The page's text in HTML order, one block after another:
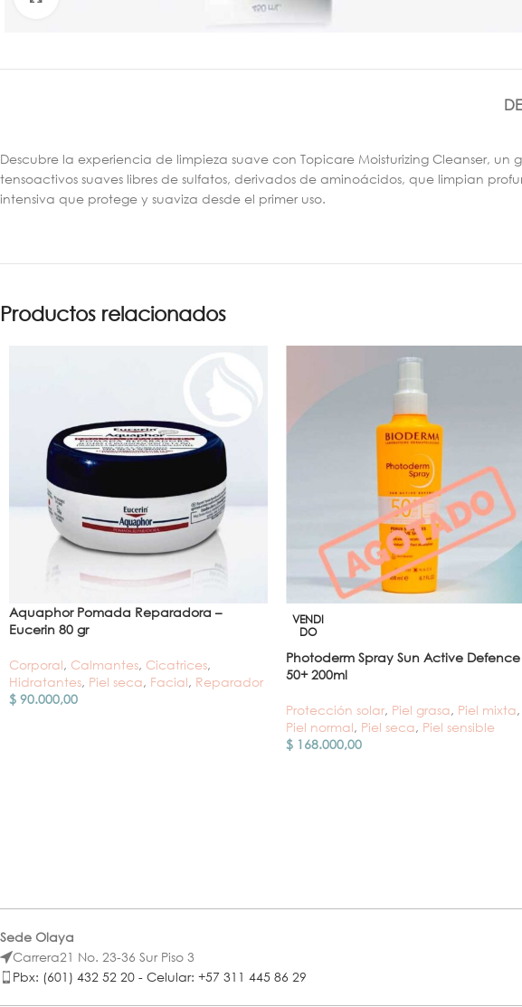
Descubre la experiencia de limpieza suave con Topicare Moisturizing Cleanser,
tensoactivos suaves libres de sulfatos, derivados de aminoácidos, que limpian
intensiva que protege y suaviza desde el primer uso.
Productos relacionados
Aquaphor Pomada Reparadora –
Eucerin 80 gr
Corporal, Calmantes, Cicatrices,
Hidratantes, Piel seca, Facial, Reparador
$ 90.000,00
VENDI
DO
Photoderm Spray Sun Active Defence
50+ 200ml
Protección solar, Piel grasa, Piel mixta,
Piel normal, Piel seca, Piel sensible
$168.000,00
Sede Olaya
Carrera21 No. 23-36 Sur Piso 3
Pbx: (601) 432 52 20 - Celular: +57 311 445 86 29